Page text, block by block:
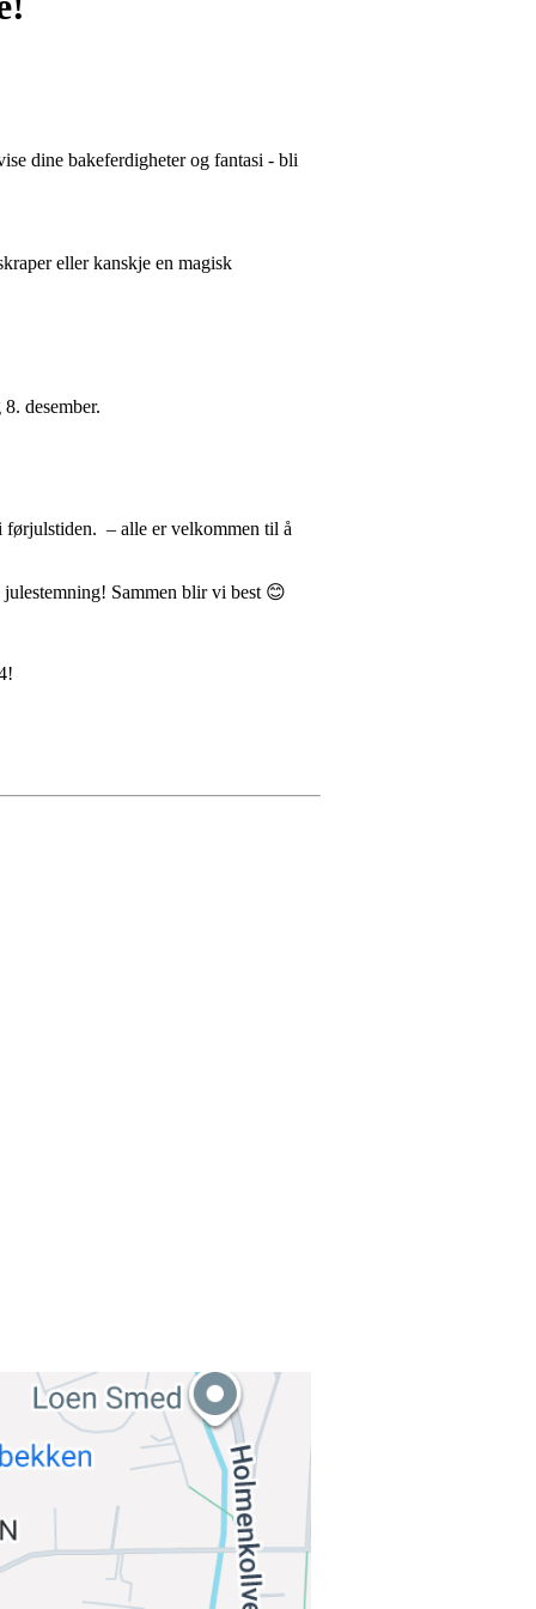
dine bakeferdigheter og fantasi - bli
eller kanskje en magisk
desember.
førjulstiden. – alle er velkommen til å
Sammen blir vi best 😊